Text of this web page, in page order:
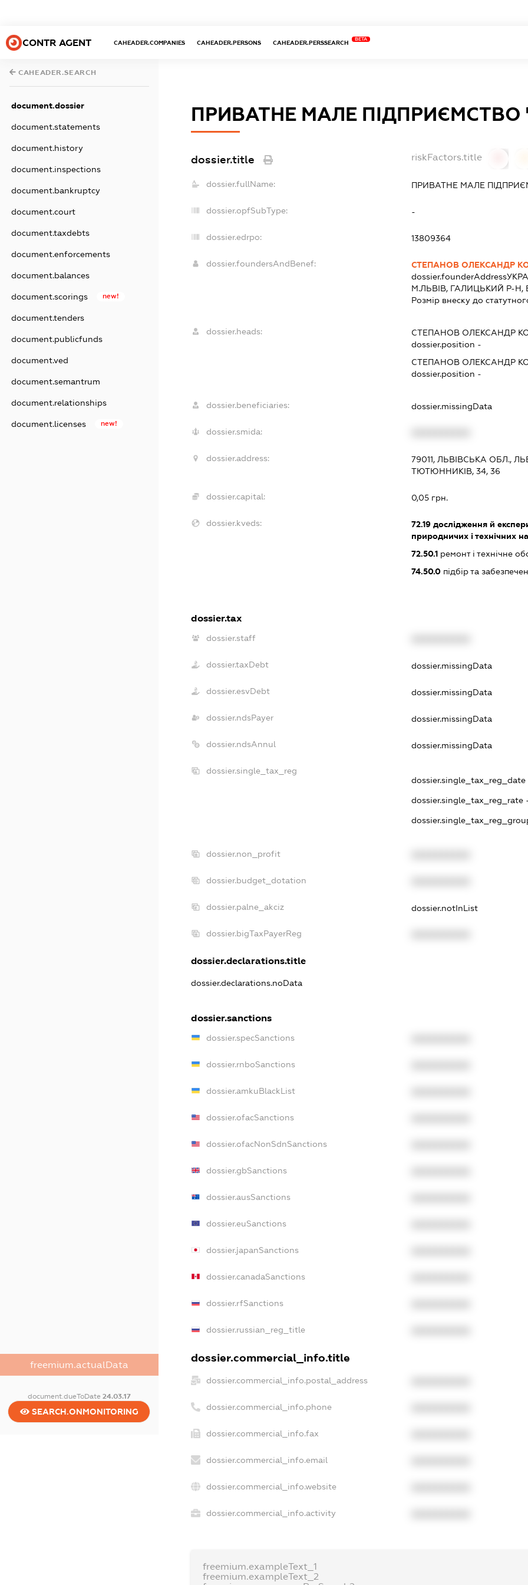
CONTR AGENT CAHEADER.COMPANIES CAHEADER.PERSONS CAHEADER.PERSSEARCH
BETA
CAHEADER.SEARCH
document.dossier
document.statements
document.history
document.inspections
document.bankruptcy
document.court
document.taxdebts
document.enforcements
document.balances
document.scorings new!
document.tenders
document.publicfunds
document.ved
document.semantrum
document.relationships
document.licenses new!
freemium.actualData
document.dueToDate 24.03.17
SEARCH.ONMONITORING
ПРИВАТНЕ МАЛЕ ПІДПРИЄМСТВО
dossier.title riskFactors.title
dossier.fullName: ПРИВАТНЕ МАЛЕ
dossier.opfSubType: -
dossier.edrpo: 13809364
dossier.foundersAndBenef:
СТЕПАНОВ ОЛЕКСАНДР
dossier.founderAddress
М.ЛЬВІВ, ГАЛИЦЬКИЙ Р-Н,
Розмір внеску до
dossier.heads: СТЕПАНОВ ОЛЕКСАНДР
dossier.position -
СТЕПАНОВ ОЛЕКСАНДР
dossier.position -
dossier.beneficiaries: dossier.missingData
dossier.smida:
dossier.address:
79011, ЛЬВІВСЬКА ОБЛ.,
ТЮТЮННИКІВ, 34, 36
dossier.capital: 0,05 грн.
dossier.kveds: 72.19дослідження й
природничих і технічних
72.50.1ремонт і технічне
74.50.0підбір та
dossier.tax
dossier.staff
dossier.taxDebt dossier.missingData
dossier.esvDebt dossier.missingData
dossier.ndsPayer dossier.missingData
dossier.ndsAnnul dossier.missingData
dossier.single_tax_reg
dossier.single_tax_reg_date -
dossier.single_tax_reg_rate
dossier.non_profit
dossier.budget_dotation
dossier.palne_akciz dossier.notInList
dossier.bigTaxPayerReg
dossier.declarations.title
dossier.declarations.noData
dossier.sanctions
dossier.specSanctions
dossier.rnboSanctions
dossier.amkuBlackList
dossier.ofacSanctions
dossier.ofacNonSdnSanctions
dossier.gbSanctions
dossier.ausSanctions
dossier.euSanctions
dossier.japanSanctions
dossier.canadaSanctions
dossier.rfSanctions
dossier.russian_reg_title
dossier.commercial_info.title
dossier.commercial_info.postal_address
dossier.commercial_info.phone
dossier.commercial_info.fax
dossier.commercial_info.email
dossier.commercial_info.website
dossier.commercial_info.activity
freemium.exampleText_1
freemium.exampleText_2